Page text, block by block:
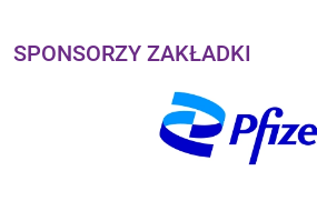
SPONSORZY ZAKŁADKI